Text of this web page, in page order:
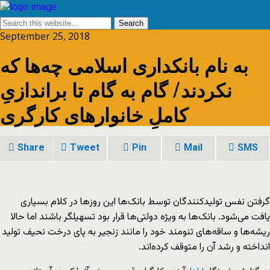
September 25, 2018
به نام بانکداری اسلامی چه‌ها که
نکردند/ گام به گام تا براندازیِ
کاملِ خانوارهای کارگری
Share Tweet Pin Mail SMS
گرفتن نفس تولیدکنندگان توسط بانک‌ها این روزها در کلام بسیاری
یافت می‌شود. بانک‌ها به ویژه دولتی‌ها قرار بود تسهیلگر باشند اما حالا
ریشه‌ها و ساقه‌های تنومند خود را مانند زنجیر به پای درخت نحیف تولید
انداخته‌‌ و رشد آن را متوقف کرده‌اند.